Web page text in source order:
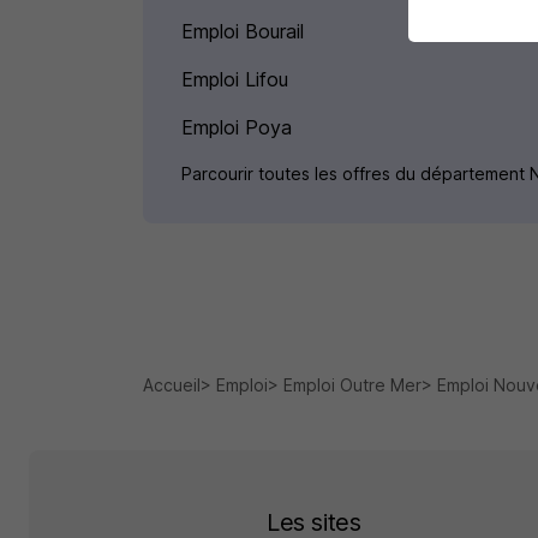
Emploi Bourail
Emploi Lifou
Emploi Poya
Parcourir toutes les offres du département
Accueil Emploi Emploi Outre Mer Emploi
Les sites